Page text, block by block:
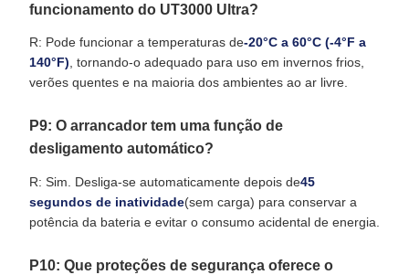
funcionamento do UT3000 Ultra?
R: Pode funcionar a temperaturas de-20°C a 60°C (-4°F a
140°F), tornando-o adequado para uso em invernos frios,
verões quentes e na maioria dos ambientes ao ar livre.
P9: O arrancador tem uma função de
desligamento automático?
R: Sim. Desliga-se automaticamente depois de45
segundos de inatividade(sem carga) para conservar a
potência da bateria e evitar o consumo acidental de energia.
P10: Que proteções de segurança oferece o